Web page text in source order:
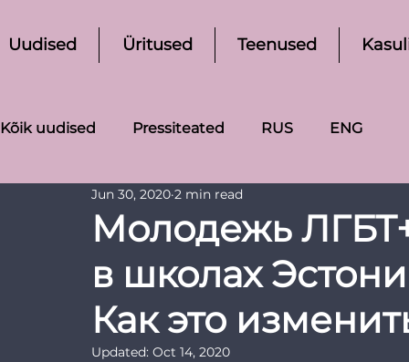
Uudised Üritused Teenused
Kõik uudised Pressiteated RUS ENG
Молодежь ЛГБТ+
в школах
Как это
Jun 30, 2020 2 min read
Updated: Oct 14, 2020